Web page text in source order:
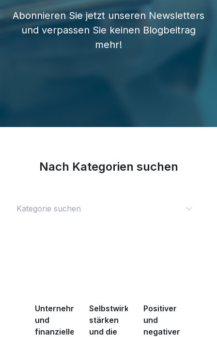
Abonnieren Sie jetzt unseren Newsletters
und verpassen Sie keinen Blogbeitrag
mehr!
Nach Kategorien suchen
Unternehmertum
und
finanzielle
Selbstwirksamkeit
stärken
und die
Positiver
und
negativer